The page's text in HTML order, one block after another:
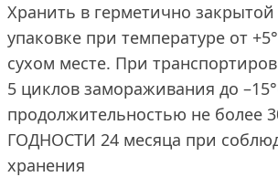
Хранить в герметично
упаковке при температуре от
сухом месте. При
5 циклов замораживания до
продолжительностью не более
ГОДНОСТИ 24 месяца при
хранения